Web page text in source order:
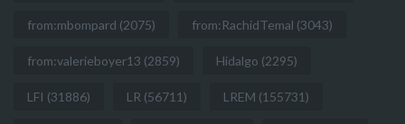
from:mbompard (2075) from:RachidTemal (3043)
from:valerieboyer13 (2859) Hidalgo (2295)
LFI (31886) LR (56711) LREM (155731)